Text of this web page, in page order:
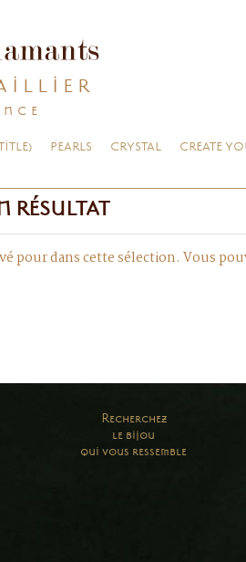
PEARLS CRYSTAL CREATE
RÉSULTAT
pour dans cette sélection. Vous
Recherchez
le bijou
qui vous ressemble